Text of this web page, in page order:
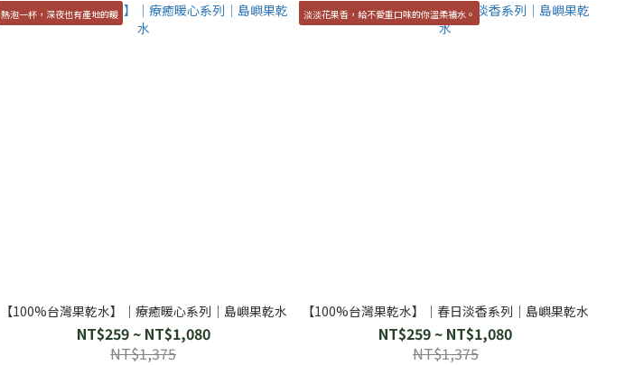
熱泡一杯，深夜也有產地的暖
【100%台灣果乾水】│療癒暖心系列│島嶼果乾水
NT$259 ~ NT$1,080
NT$1,375
淡淡花果香，給不愛重口味的你溫柔補水。
【100%台灣果乾水】│春日淡香系列│島嶼果乾水
NT$259 ~ NT$1,080
NT$1,375